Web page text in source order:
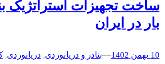
ساخت تجهیزات استراتژیک
بار در ایران
10 بهمن 1402 –
–بنادر و دریانوردی, دریانوردی,